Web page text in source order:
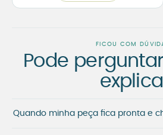
FICOU COM
Pode
Quando minha peça fica pronta e